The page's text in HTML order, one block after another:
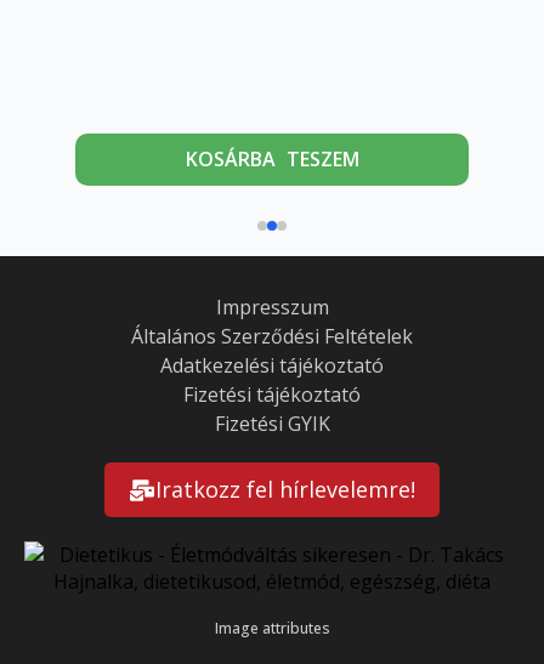
KOSÁRBA TESZEM
Ennek
a
variációja
változatok
termékoldalon
Impresszum
Általános Szerződési Feltételek
Adatkezelési tájékoztató
Fizetési tájékoztató
Fizetési GYIK
Iratkozz fel hírlevelemre!
Image attributes